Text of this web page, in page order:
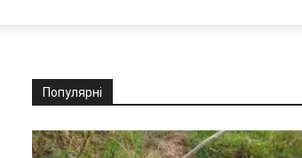
Популярні